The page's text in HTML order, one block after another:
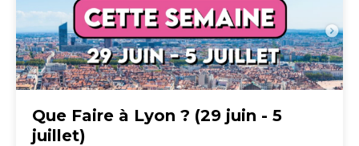
Que Faire à Lyon ? (29 juin - 5
juillet)